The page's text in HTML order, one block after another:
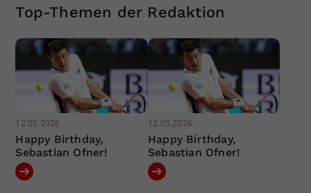
Top-Themen der Redaktion
12.05.2026
Happy Birthday,
Sebastian Ofner!
12.05.2026
Happy Birthday,
Sebastian Ofner!